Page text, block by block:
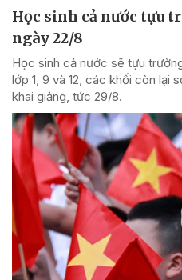
Học sinh cả nước tựu
ngày 22/8
Học sinh cả nước sẽ tựu
lớp 1, 9 và 12, các khối còn lại
khai giảng, tức 29/8.